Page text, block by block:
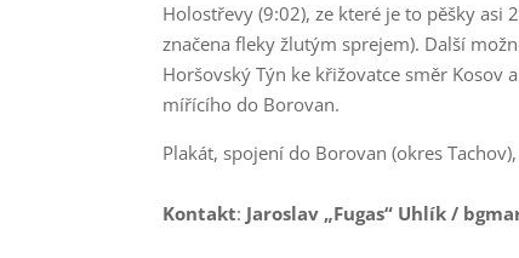
Holostřevy (9:02), ze které je to pěšky asi
značena fleky žlutým sprejem). Další
Horšovský Týn ke křižovatce směr Kosov
mířícího do Borovan.
Plakát, spojení do Borovan (okres
Kontakt: Jaroslav „Fugas“ Uhlík /